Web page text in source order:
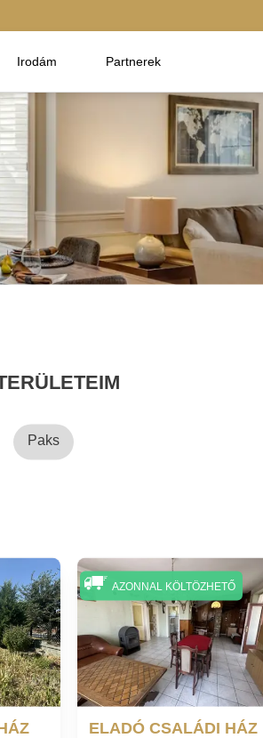
Irodám Partnerek
Paks
ELADÓ CSALÁDI HÁZ
AZONNAL KÖLTÖZHETŐ